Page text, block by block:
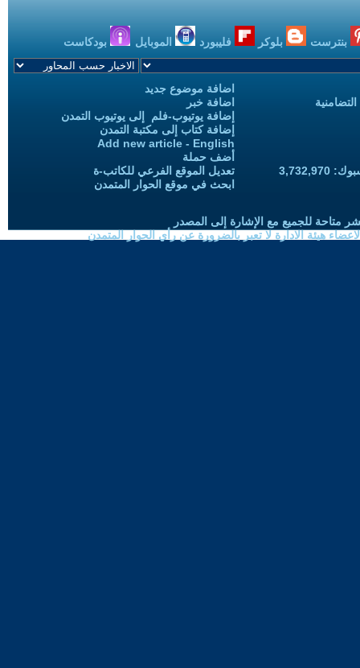
بنترست بلوكر فليبورد الموبايل بودكاست
اضافة موضوع جديد
اضافة خبر
إضافة يوتيوب-فلم إلى يوتيوب التمدن
إضافة كتاب إلى مكتبة التمدن
Add new article - English
أضف حملة
تعديل الموقع الفرعي للكاتب-ة
ابحث في موقع الحوار المتمدن
متاحة للجميع مع الإشارة إلى المصدر
هيئة الادارة لا تعبر بالضرورة عن رأي الحوار المتمدن